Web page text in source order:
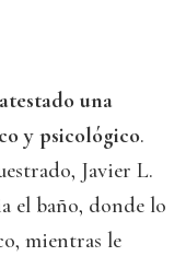
una
y psicológico.
Javier L.
el baño, donde lo
mientras le